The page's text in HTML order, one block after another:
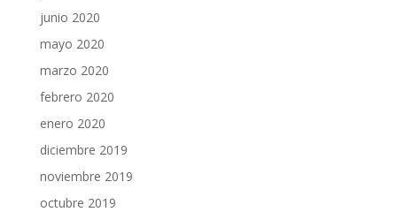
junio 2020
mayo 2020
marzo 2020
febrero 2020
enero 2020
diciembre 2019
noviembre 2019
octubre 2019